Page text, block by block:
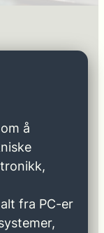
å
fra PC-er